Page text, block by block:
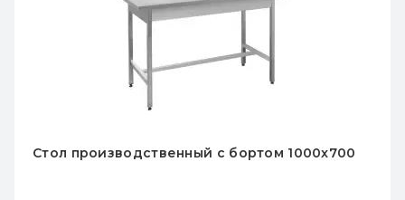
Стол производственный с бортом 1000x700